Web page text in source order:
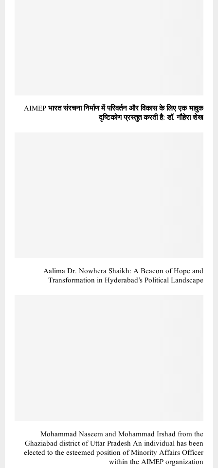
AIMEP भारत संरचना निर्माण में परिवर्तन और विकास के लिए एक भावुक
दृष्टिकोण प्रस्तुत करती है: डॉ. नौहेरा शेख
Aalima Dr. Nowhera Shaikh: A Beacon of Hope and
Transformation in Hyderabad’s Political Landscape
Mohammad Naseem and Mohammad Irshad from the
Ghaziabad district of Uttar Pradesh An individual has been
elected to the esteemed position of Minority Affairs Officer
within the AIMEP organization